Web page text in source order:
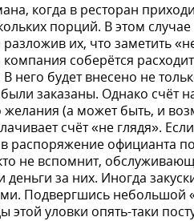
когда в ресторан
порций. В этом
их, что заметить
соберётся
него будет внесено не
заказаны. Однако счёт
желания (а может быть, и
счёт «не глядя».
распоряже­ние официанта
не вспомнит,
за них. Иногда
Подвергшись небольшой
уловки опять-таки